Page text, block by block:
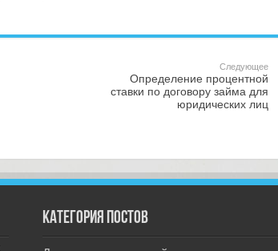
Следующее
Определение процентной
ставки по договору займа для
юридических лиц
Категория постов